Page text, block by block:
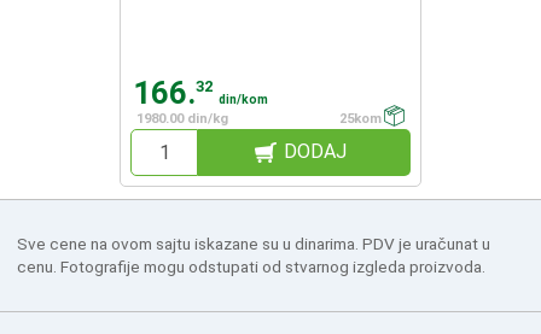
166.32
din/kom
1980.00 din/kg
25kom
DODAJ
Sve cene na ovom sajtu iskazane su u dinarima. PDV je uračunat u
cenu. Fotografije mogu odstupati od stvarnog izgleda proizvoda.